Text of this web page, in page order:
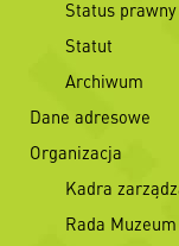
Status prawny
Statut
Archiwum
Dane adresowe
Organizacja
Kadra
Rada Muzeum